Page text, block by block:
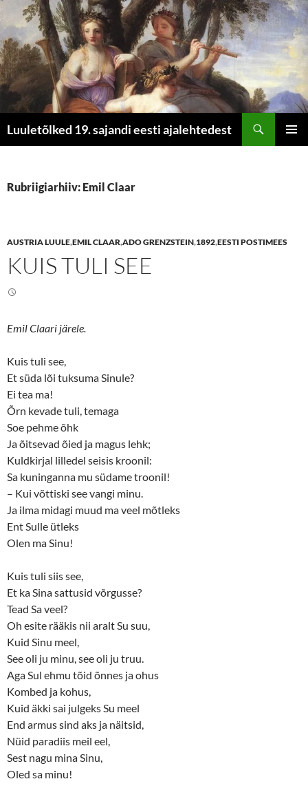
Luuletõlked 19. sajandi eesti ajalehtedest
Rubriigiarhiiv: Emil Claar
AUSTRIA LUULE,EMIL CLAAR,ADO GRENZSTEIN,1892,EESTI POSTIMEES
KUIS TULI SEE
Emil Claari järele.
Kuis tuli see,
Et süda lõi tuksuma Sinule?
Ei tea ma!
Õrn kevade tuli, temaga
Soe pehme õhk
Ja õitsevad õied ja magus lehk;
Kuldkirjal lilledel seisis kroonil:
Sa kuninganna mu südame troonil!
– Kui võttiski see vangi minu.
Ja ilma midagi muud ma veel mõtleks
Ent Sulle ütleks
Olen ma Sinu!
Kuis tuli siis see,
Et ka Sina sattusid võrgusse?
Tead Sa veel?
Oh esite rääkis nii aralt Su suu,
Kuid Sinu meel,
See oli ju minu, see oli ju truu.
Aga Sul ehmu tõid õnnes ja ohus
Kombed ja kohus,
Kuid äkki sai julgeks Su meel
End armus sind aks ja näitsid,
Nüid paradiis meil eel,
Sest nagu mina Sinu,
Oled sa minu!